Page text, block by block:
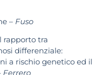
– Fuso
rapporto tra
differenziale:
a rischio genetico ed il
Ferrero